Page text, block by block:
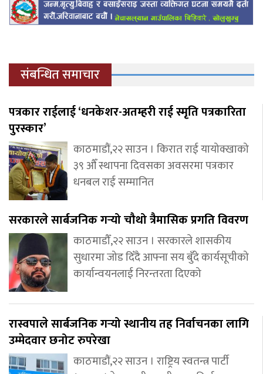
संबन्धित समाचार
पत्रकार राईलाई ‘धनकेशर-अतम्हरी राई स्मृति पत्रकारिता
पुरस्कार’
काठमाडौं,२२ साउन । किरात राई यायोक्खाको
३९ औँ स्थापना दिवसका अवसरमा पत्रकार
धनबल राई सम्मानित
सरकारले सार्बजनिक गर्‍यो चौथो त्रैमासिक प्रगति विवरण
काठमाडौँ,२२ साउन । सरकारले शासकीय
सुधारमा जोड दिँदै आफ्ना सय बुँदे कार्यसूचीको
कार्यान्वयनलाई निरन्तरता दिएको
रास्वपाले सार्बजनिक गर्‍यो स्थानीय तह निर्वाचनका लागि
उम्मेदवार छनोट रुपरेखा
काठमाडौं,२२ साउन । राष्ट्रिय स्वतन्त्र पार्टी